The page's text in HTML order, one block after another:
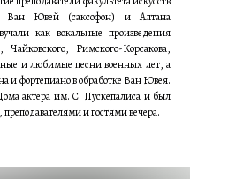
Ван Ювей (саксофон) и Алтана
как вокальные произведения
Римского-Корсакова,
и любимые песни военных лет, а
и фортепиано в обработке Ван Ювея.
актера им. С. Пускепалиса и был
и гостями вечера.